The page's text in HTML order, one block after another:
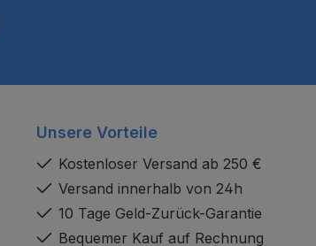
Unsere Vorteile
Kostenloser Versand ab 250 €
Versand innerhalb von 24h
10 Tage Geld-Zurück-Garantie
Bequemer Kauf auf Rechnung